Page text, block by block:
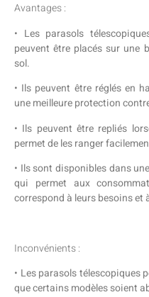
Avantages :
• Les parasols
peuvent être placés sur une
sol.
• Ils peuvent être réglés en
une meilleure protection
• Ils peuvent être repliés
permet de les ranger
• Ils sont disponibles dans
qui permet aux
correspond à leurs besoins et
Inconvénients :
• Les parasols télescopiques
que certains modèles soient